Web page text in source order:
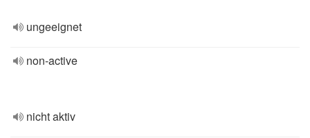
ungeeignet
non-active
nicht aktiv